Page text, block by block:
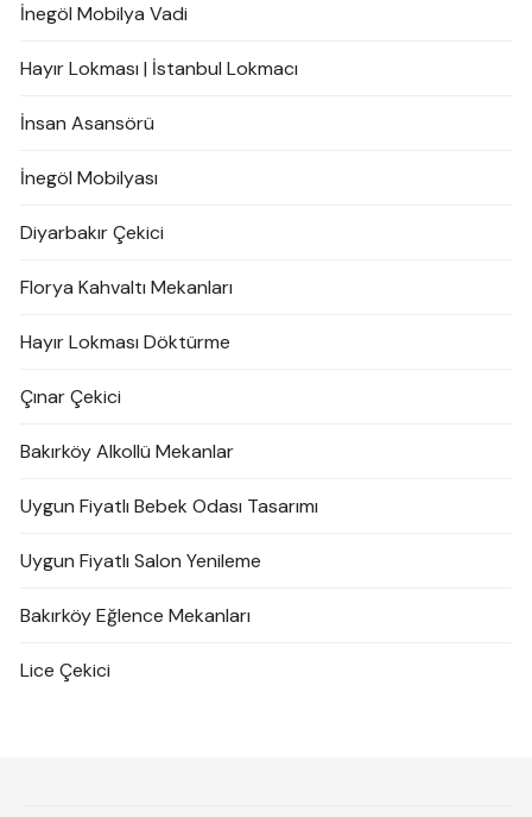
İnegöl Mobilya Vadi
Hayır Lokması | İstanbul Lokmacı
İnsan Asansörü
İnegöl Mobilyası
Diyarbakır Çekici
Florya Kahvaltı Mekanları
Hayır Lokması Döktürme
Çınar Çekici
Bakırköy Alkollü Mekanlar
Uygun Fiyatlı Bebek Odası Tasarımı
Uygun Fiyatlı Salon Yenileme
Bakırköy Eğlence Mekanları
Lice Çekici